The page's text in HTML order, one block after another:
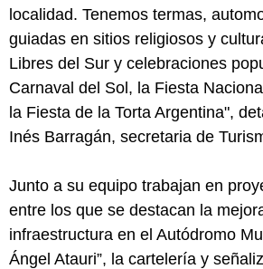
localidad. Tenemos termas,
guiadas en sitios religiosos y
Libres del Sur y celebraciones
Carnaval del Sol, la Fiesta
la Fiesta de la Torta Argentina",
Inés Barragán, secretaria de
Junto a su equipo trabajan en
entre los que se destacan la
infraestructura en el Autódromo
Ángel Atauri”, la cartelería y